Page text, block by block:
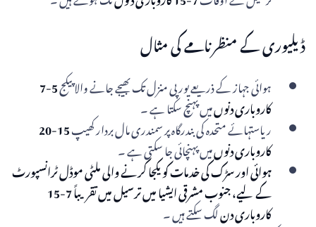
ڈیلیوری کے منظرنامے کی مثال
ہوائی جہاز کے ذریعے یورپی منزل تک بھیجے جانے والا پیکج 5-7
کاروباری دنوںمیں پہنچ سکتا ہے ۔
ریاستہائے متحدہ کی بندرگاہ پر سمندری مال بردار کھیپ 15-20
کاروباری دنوںمیں پہنچائی جا سکتی ہے ۔
ہوائی اور سڑک کی خدمات کو یکجا کرنے والی ملٹی موڈل ٹرانسپورٹ
کے لیے، جنوب مشرقی ایشیا میں ترسیل میں تقریباً 7-15
کاروباری دنلگ سکتے ہیں ۔